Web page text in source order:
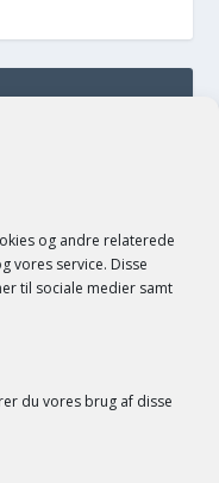
og andre relaterede
vores service. Disse
til sociale medier samt
du vores brug af disse